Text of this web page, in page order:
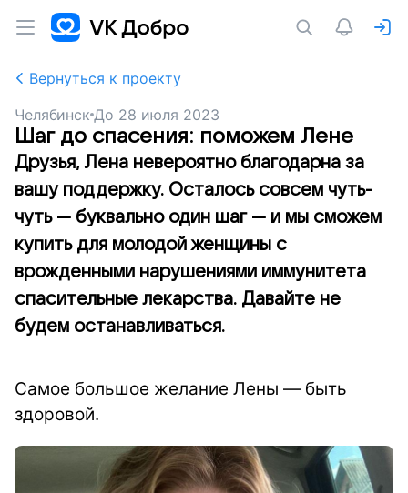
Вернуться к проекту
Челябинск До 28 июля 2023
Шаг до спасения: поможем Лене
Друзья, Лена невероятно благодарна за
вашу поддержку. Осталось совсем чуть-
чуть — буквально один шаг — и мы сможем
купить для молодой женщины с
врожденными нарушениями иммунитета
спасительные лекарства. Давайте не
будем останавливаться.
Самое большое желание Лены — быть
здоровой.